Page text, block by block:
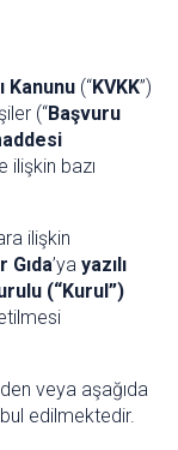
Kanunu (“KVKK”)
(“Başvuru
ilişkin bazı
ilişkin
Gıda’ya yazılı
(“Kurul”)
veya aşağıda
edilmektedir.